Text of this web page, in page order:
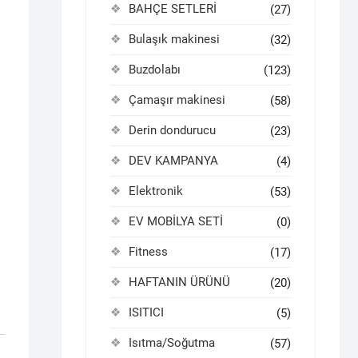
BAHÇE SETLERİ (27)
Bulaşık makinesi (32)
Buzdolabı (123)
Çamaşır makinesi (58)
Derin dondurucu (23)
DEV KAMPANYA (4)
Elektronik (53)
EV MOBİLYA SETİ (0)
Fitness (17)
HAFTANIN ÜRÜNÜ (20)
ISITICI (5)
Isıtma/Soğutma (57)